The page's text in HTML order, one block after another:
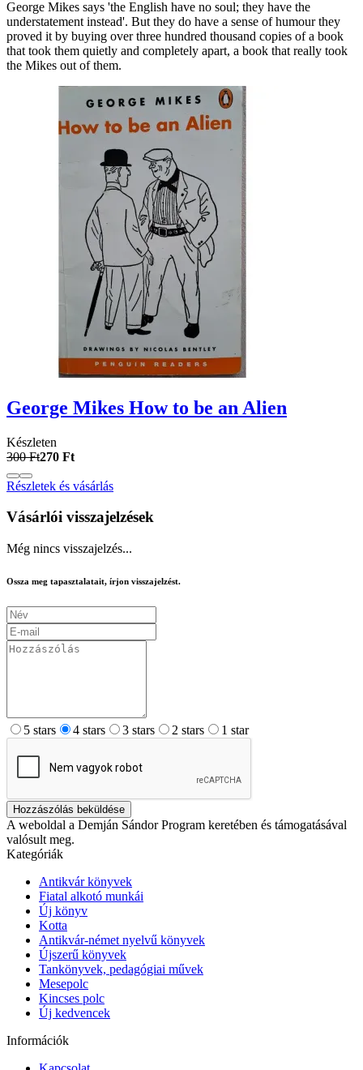
George Mikes says 'the English have no soul; they have the
understatement instead'. But they do have a sense of humour they
proved it by buying over three hundred thousand copies of a book
that took them quietly and completely apart, a book that really took
the Mikes out of them.
George Mikes How to be an Alien
Készleten
300 Ft270 Ft
Részletek és vásárlás
Vásárlói visszajelzések
Még nincs visszajelzés...
Ossza meg tapasztalatait, írjon visszajelzést.
5 stars 4 stars 3 stars 2 stars 1 star
Hozzászólás beküldése
A weboldal a Demján Sándor Program keretében és támogatásával
valósult meg.
Kategóriák
Antikvár könyvek
Fiatal alkotó munkái
Új könyv
Kotta
Antikvár-német nyelvű könyvek
Újszerű könyvek
Tankönyvek, pedagógiai művek
Mesepolc
Kincses polc
Új kedvencek
Információk